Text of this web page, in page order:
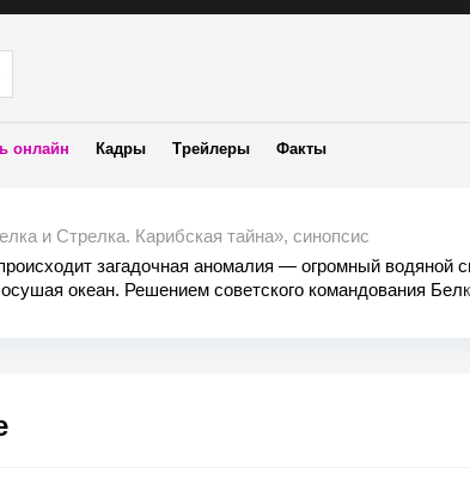
онлайн Кадры Трейлеры Факты
и Стрелка. Карибская тайна», синопсис
загадочная аномалия — огромный водяной
океан. Решением советского командования